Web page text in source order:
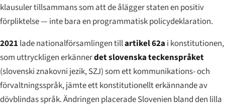
klausuler tillsammans som att de ålägger staten en positiv
förpliktelse — inte bara en programmatisk policydeklaration.
2021 lade nationalförsamlingen tillartikel 62a i konstitutionen,
som uttryckligen erkännerdet slovenska teckenspråket
(slovenski znakovni jezik, SZJ) som ett kommunikations- och
förvaltningsspråk, jämte ett konstitutionellt erkännande av
dövblindas språk. Ändringen placerade Slovenien bland den lilla